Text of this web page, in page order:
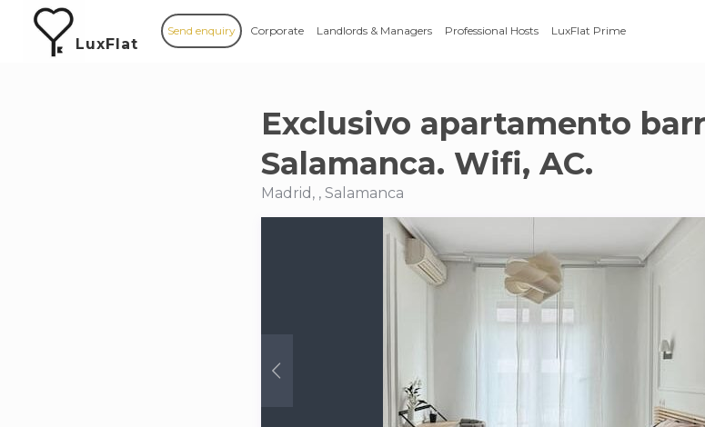
LuxFlat
Send enquiry Corporate Landlords & Managers Professional Hosts LuxFlat Prime
Exclusivo apartamento
Salamanca. Wifi, AC.
Madrid, , Salamanca